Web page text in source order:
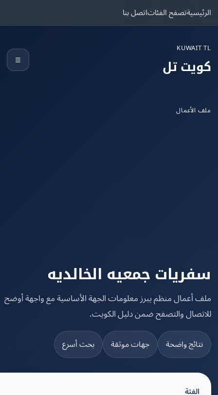
تصفح الفئاتاتصل بنا
تل
جمعيه الخالديه
منظم يبرز معلومات الجهة الأساسية مع واجهة أوضح
والتصفح ضمن دليل الكويت.
واضحة جهات موثقة بحث أسرع